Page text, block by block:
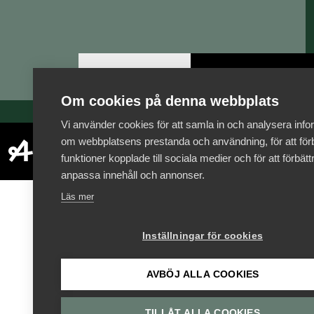
Om cookies på denna webbplats
Vi använder cookies för att samla in och analysera
om webbplatsens prestanda och användning, för att
funktioner kopplade till sociala medier och för att
anpassa innehåll och annonser.
Läs mer
Inställningar för cookies
AVBÖJ ALLA COOKIES